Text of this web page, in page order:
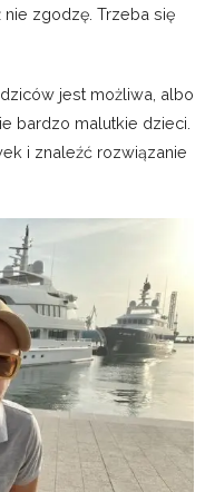
zgodzę. Trzeba się
jest możliwa, albo
bardzo malutkie dzieci.
i znaleźć rozwiązanie